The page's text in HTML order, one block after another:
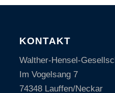
KONTAKT
Walther-Hensel-
Im Vogelsang 7
74348 Lauffen/Neckar